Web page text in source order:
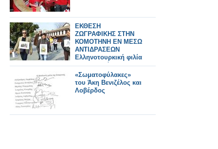
ΕΚΘΕΣΗ
ΖΩΓΡΑΦΙΚΗΣ ΣΤΗΝ
ΚΟΜΟΤΗΝΗ ΕΝ ΜΕΣΩ
ΑΝΤΙΔΡΑΣΕΩΝ
Ελληνοτουρκική φιλία
και αντιδράσεις για το
«τουρκοελληνικό
σουργελιστάν»
«Σωματοφύλακες»
του Άκη Βενιζέλος και
Λοβέρδος